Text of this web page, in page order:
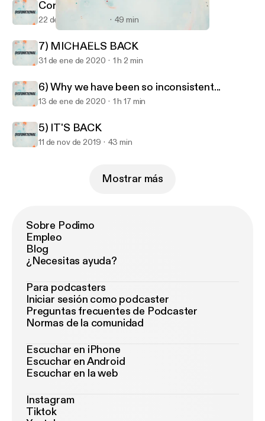
Disfunktional
Coronacation
22 de may de 2020 49 min
7) MICHAELS BACK
31 de ene de 2020 1 h 2 min
6) Why we have been so inconsistent...
13 de ene de 2020 1 h 17 min
5) IT'S BACK
11 de nov de 2019 43 min
Mostrar más
Sobre Podimo
Empleo
Blog
¿Necesitas ayuda?
Para podcasters
Iniciar sesión como podcaster
Preguntas frecuentes de Podcaster
Normas de la comunidad
Escuchar en iPhone
Escuchar en Android
Escuchar en la web
Instagram
Tiktok